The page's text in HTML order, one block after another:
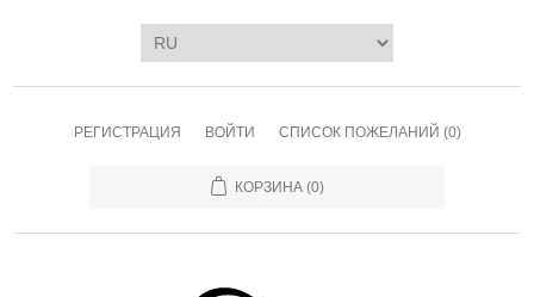
РЕГИСТРАЦИЯ ВОЙТИ СПИСОК ПОЖЕЛАНИЙ (0)
КОРЗИНА (0)